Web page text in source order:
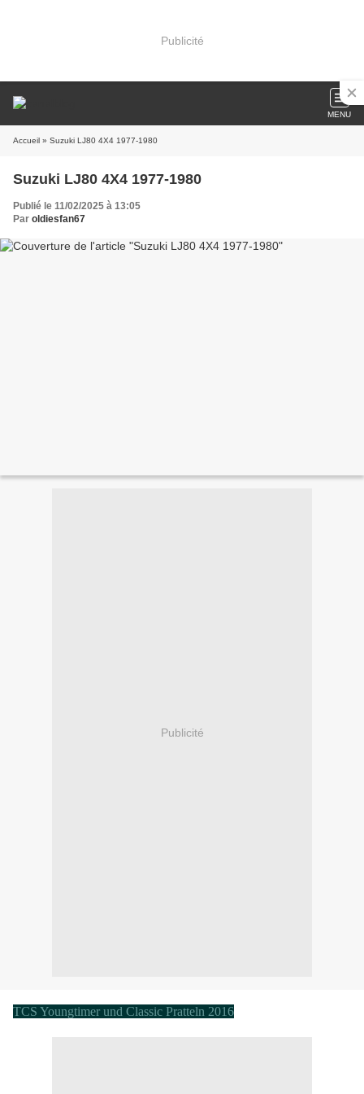
Publicité
MENU
Accueil » Suzuki LJ80 4X4 1977-1980
Suzuki LJ80 4X4 1977-1980
Publié le 11/02/2025 à 13:05
Par oldiesfan67
Publicité
TCS Youngtimer und Classic Pratteln 2016